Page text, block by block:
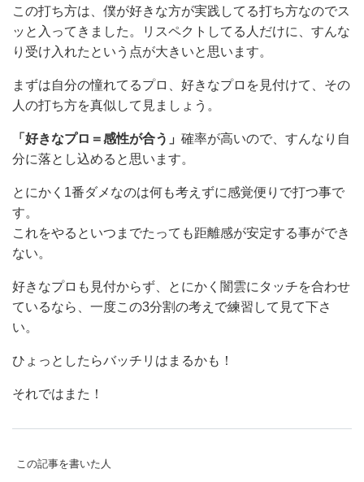
この打ち方は、僕が好きな方が実践してる打ち方なのでス
ッと入ってきました。リスペクトしてる人だけに、すんな
り受け入れたという点が大きいと思います。
まずは自分の憧れてるプロ、好きなプロを見付けて、その
人の打ち方を真似して見ましょう。
「好きなプロ＝感性が合う」 確率が高いので、すんなり自
分に落とし込めると思います。
とにかく1番ダメなのは何も考えずに感覚便りで打つ事で
す。
これをやるといつまでたっても距離感が安定する事ができ
ない。
好きなプロも見付からず、とにかく闇雲にタッチを合わせ
ているなら、一度この3分割の考えで練習して見て下さ
い。
ひょっとしたらバッチリはまるかも！
それではまた！
この記事を書いた人